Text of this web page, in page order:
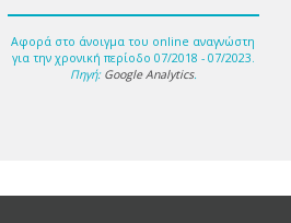
Αφορά στο άνοιγμα του online αναγνώστη
για την χρονική περίοδο 07/2018 - 07/2023.
Πηγή: Google Analytics.